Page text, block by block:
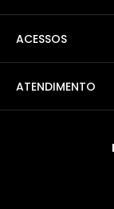
ACESSOS
ATENDIMENTO